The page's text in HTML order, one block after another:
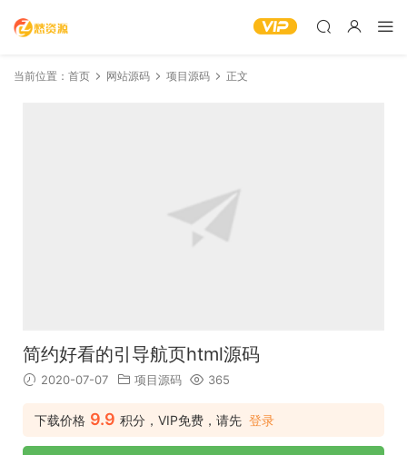
当前位置： 首页 网站源码 项目源码 正文
简约好看的引导航页html源码
2020-07-07 项目源码 365
下载价格 9.9 积分，VIP免费，请先 登录